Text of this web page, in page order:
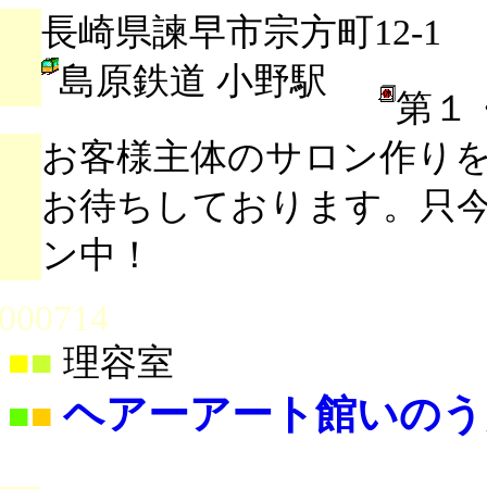
長崎県諫早市宗方町12-1
島原鉄道 小野駅
第１
お客様主体のサロン作り
お待ちしております。只
ン中！
■ 理容室
■■ ヘアーアート館いの